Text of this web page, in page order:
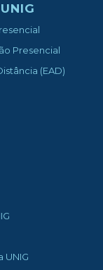
Presencial
(EAD)
UNIG